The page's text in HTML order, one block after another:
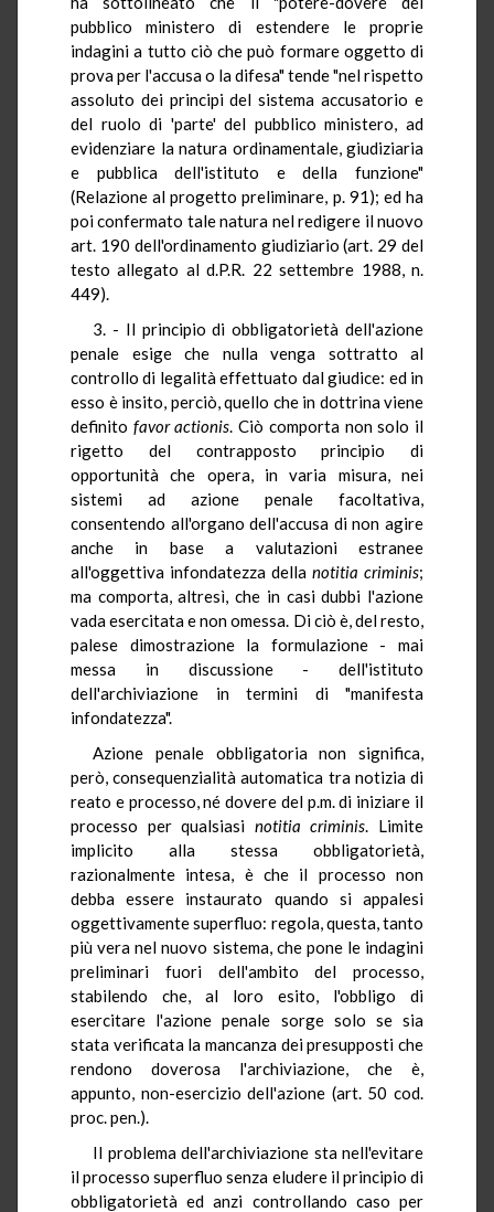
pubblico ministero di estendere le proprie
indagini a tutto ciò che può formare oggetto di
prova per l'accusa o la difesa" tende "nel rispetto
assoluto dei principi del sistema accusatorio e
del ruolo di 'parte' del pubblico ministero, ad
evidenziare la natura ordinamentale, giudiziaria
e pubblica dell'istituto e della funzione"
(Relazione al progetto preliminare, p. 91); ed ha
poi confermato tale natura nel redigere il nuovo
art. 190 dell'ordinamento giudiziario (art. 29 del
testo allegato al d.P.R. 22 settembre 1988, n.
449).
3. - Il principio di obbligatorietà dell'azione
penale esige che nulla venga sottratto al
controllo di legalità effettuato dal giudice: ed in
esso è insito, perciò, quello che in dottrina viene
definito favor actionis. Ciò comporta non solo il
rigetto del contrapposto principio di
opportunità che opera, in varia misura, nei
sistemi ad azione penale facoltativa,
consentendo all'organo dell'accusa di non agire
anche in base a valutazioni estranee
all'oggettiva infondatezza della notitia criminis;
ma comporta, altresì, che in casi dubbi l'azione
vada esercitata e non omessa. Di ciò è, del resto,
palese dimostrazione la formulazione - mai
messa in discussione - dell'istituto
dell'archiviazione in termini di "manifesta
infondatezza".
Azione penale obbligatoria non significa,
però, consequenzialità automatica tra notizia di
reato e processo, né dovere del p.m. di iniziare il
processo per qualsiasi notitia criminis. Limite
implicito alla stessa obbligatorietà,
razionalmente intesa, è che il processo non
debba essere instaurato quando si appalesi
oggettivamente superfluo: regola, questa, tanto
più vera nel nuovo sistema, che pone le indagini
preliminari fuori dell'ambito del processo,
stabilendo che, al loro esito, l'obbligo di
esercitare l'azione penale sorge solo se sia
stata verificata la mancanza dei presupposti che
rendono doverosa l'archiviazione, che è,
appunto, non-esercizio dell'azione (art. 50 cod.
proc. pen.).
Il problema dell'archiviazione sta nell'evitare
il processo superfluo senza eludere il principio di
obbligatorietà ed anzi controllando caso per